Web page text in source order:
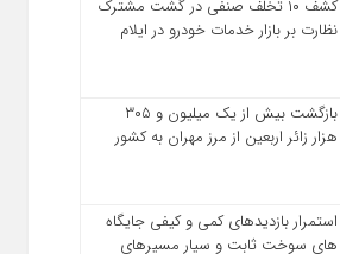
کشف ۱۰ تخلف صنفی در گشت مشترک
نظارت بر بازار خدمات خودرو در ایلام
بازگشت بیش از یک میلیون و ۳۰۵
هزار زائر اربعین از مرز مهران به کشور
استمرار بازدیدهای کمی و کیفی جایگاه‌
های سوخت ثابت و سیار مسیرهای